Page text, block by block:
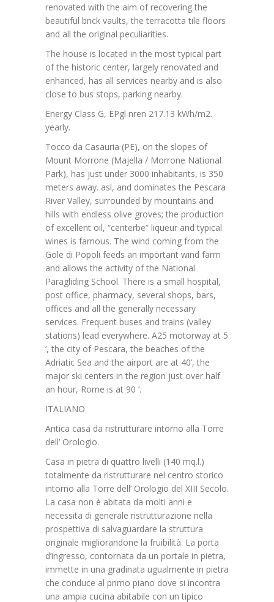
renovated with the aim of recovering the
beautiful brick vaults, the terracotta tile floors
and all the original peculiarities.
The house is located in the most typical part
of the historic center, largely renovated and
enhanced, has all services nearby and is also
close to bus stops, parking nearby.
Energy Class G, EPgl nren 217.13 kWh/m2.
yearly.
Tocco da Casauria (PE), on the slopes of
Mount Morrone (Majella / Morrone National
Park), has just under 3000 inhabitants, is 350
meters away. asl, and dominates the Pescara
River Valley, surrounded by mountains and
hills with endless olive groves; the production
of excellent oil, “centerbe” liqueur and typical
wines is famous. The wind coming from the
Gole di Popoli feeds an important wind farm
and allows the activity of the National
Paragliding School. There is a small hospital,
post office, pharmacy, several shops, bars,
offices and all the generally necessary
services. Frequent buses and trains (valley
stations) lead everywhere. A25 motorway at 5
‘, the city of Pescara, the beaches of the
Adriatic Sea and the airport are at 40’, the
major ski centers in the region just over half
an hour, Rome is at 90 ‘.
ITALIANO
Antica casa da ristrutturare intorno alla Torre
dell’ Orologio.
Casa in pietra di quattro livelli (140 mq.l.)
totalmente da ristrutturare nel centro storico
intorno alla Torre dell’ Orologio del XIII Secolo.
La casa non è abitata da molti anni e
necessita di generale ristrutturazione nella
prospettiva di salvaguardare la struttura
originale migliorandone la fruibilità. La porta
d’ingresso, contornata da un portale in pietra,
immette in una gradinata ugualmente in pietra
che conduce al primo piano dove si incontra
una ampia cucina abitabile con un tipico